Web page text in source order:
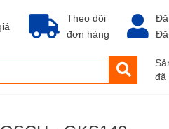
Theo dõi
đơn hàng
đã